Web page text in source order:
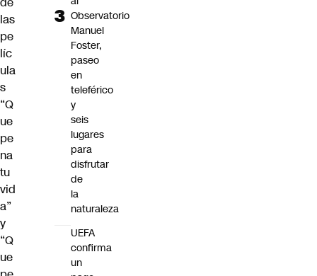
las
pe
líc
ula
s
“Q
ue
pe
na
tu
vid
a”
y
“Q
ue
Observatorio
Manuel
Foster,
paseo
en
teleférico
y
seis
lugares
para
disfrutar
de
la
naturaleza
UEFA
confirma
un